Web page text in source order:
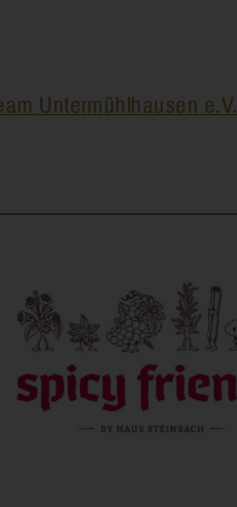
Untermühlhausen e.V.